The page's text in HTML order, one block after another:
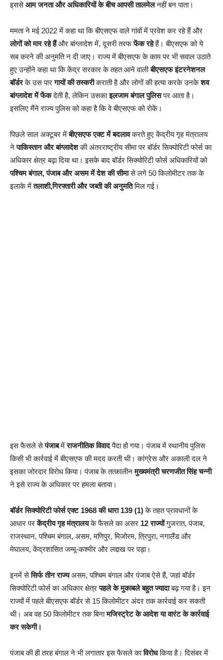
इससेआम जनता और अधिकारियों के बीच आपसी तालमेलनहीं बन पाता।
ममता ने मई 2022 में कहा था कि बीएसएफ वाले गांवों में प्रवेश कर रहे हैं और
लोगों को मार रहे हैंऔर बांग्लादेश में, दूसरी तरफफेंक रहेहैं। बीएसएफ को ये
सब करने की अनुमति न दी जाए। राज्य में बीएसएफ के काम पर भी सवाल उठाते
हुए उन्होंने कहा था कि केंद्र सरकार के तहत आने वालीबीएसएफ इंटरनेशनल
बॉर्डरके उस पारगायों की तस्करीकराती है और लोगों की हत्या करके उनकेशव
बांग्लादेश में फेंकदेती है, लेकिन उसकाइलजाम बंगाल पुलिसपर आता है।
इसलिए मैंने राज्य पुलिस को कहा है कि वे बीएसएफ को राेकें।
पिछले साल अक्टूबर मेंबीएसएफ एक्ट में बदलावकरते हुए केंद्रीय गृह मंत्रालय
नेपाकिस्तान और बांग्लादेशकी अंतरराष्ट्रीय सीमा पर बॉर्डर सिक्योरिटी फोर्स का
अधिकार क्षेत्र बढ़ा दिया था। इसके बाद बॉर्डर सिक्योरिटी फोर्स अधिकारियों को
पश्चिम बंगाल, पंजाब और असम में देश की सीमासे लगे 50 किलोमीटर तक के
इलाके मेंतलाशी,गिरफ्तारी और जब्ती की अनुमतिमिल गई।
इस फैसले सेपंजाबमेंराजनीतिक विवादपैदा हो गया। पंजाब में स्थानीय पुलिस
किसी भी कार्रवाई में बीएसएफ की मदद करती थी। कांग्रेस और अकाली दल ने
इसका जोरदार विरोध किया। पंजाब के तत्कालीनमुख्यमंत्री चरणजीत सिंह चन्नी
ने इसे राज्य के अधिकार पर हमला बताया।
बॉर्डर सिक्योरिटी फोर्स एक्ट 1968 की धारा 139 (1)के तहत प्रावधानों के
आधार परकेंद्रीय गृह मंत्रालयके फैसले का असर 12 राज्योंगुजरात, पंजाब,
राजस्थान, पश्चिम बंगाल, असम, मणिपुर, मिजोरम, त्रिपुरा, नगालैंड और
मेघालय, केंद्रशासित जम्मू-कश्मीर और लद्दाख पर पड़ा।
इनमें सेसिर्फ तीन राज्यअसम, पश्चिम बंगाल और पंजाब ऐसे हैं, जहां बॉर्डर
सिक्योरिटी फोर्स का अधिकार क्षेत्रपहले के मुकाबले बहुत ज्यादाबढ़ गया है। इन
राज्यों में पहले बीएसएफ बॉर्डर से 15 किलोमीटर अंदर तक कार्रवाई कर सकती
थी। अब वह 50 किलोमीटर तक बिनामजिस्ट्रेट के आदेश या वारंट के कार्रवाई
कर सकेगी।
पंजाब की ही तरह बंगाल ने भी लगातार इस फैसले काविरोधकिया है। दिसंबर में